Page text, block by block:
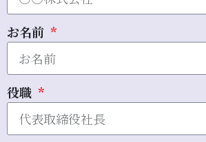
お名前
役職